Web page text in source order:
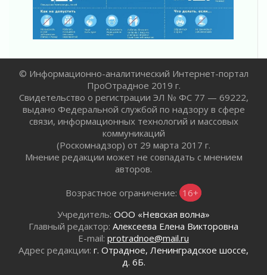
Ленобласть отмечает День Воздушно-
десантных войск
02 августа 2026
Ленобласть отметила заслуги жителей перед
регионом и страной
02 августа 2026
Ладога — не пруд
ПСК через Гослуслуги напомнит жителям
Ленинградской области о неоплаченных
Пропавшего подростка нашли в Кировском
районе Ленобласти
02 августа 2026
Жителям Ленобласти напомнили, как
действовать при укусе клеща
© Информационно-аналитический Интернет-портал
ПроОтрадное 2019 г.
Свидетельство о регистрации ЭЛ № ФС 77 — 69222,
выдано Федеральной службой по надзору в сфере
связи, информационных технологий и массовых
коммуникаций
(Роскомнадзор) от 29 марта 2017 г.
Мнение редакции может не совпадать с мнением
авторов.
Возрастное ограничение: 16+
Учредитель: ООО «Невская волна»
Главный редактор: Алексеева Елена Викторовна
E-mail: protradnoe@mail.ru
Адрес редакции: г. Отрадное, Ленинградское шоссе,
д. 6Б.